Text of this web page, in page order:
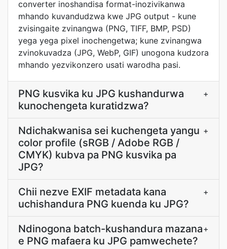
converter inoshandisa format-inozivikanwa
mhando kuvandudzwa kwe JPG output - kune
zvisingaite zvinangwa (PNG, TIFF, BMP, PSD)
yega yega pixel inochengetwa; kune zvinangwa
zvinokuvadza (JPG, WebP, GIF) unogona kudzora
mhando yezvikonzero usati warodha pasi.
PNG kusvika ku JPG kushandurwa
kunochengeta kuratidzwa?
+
Ndichakwanisa sei kuchengeta yangu
color profile (sRGB / Adobe RGB /
CMYK) kubva pa PNG kusvika pa
JPG?
+
Chii nezve EXIF metadata kana
uchishandura PNG kuenda ku JPG?
+
Ndinogona batch-kushandura mazana
e PNG mafaera ku JPG pamwechete?
+